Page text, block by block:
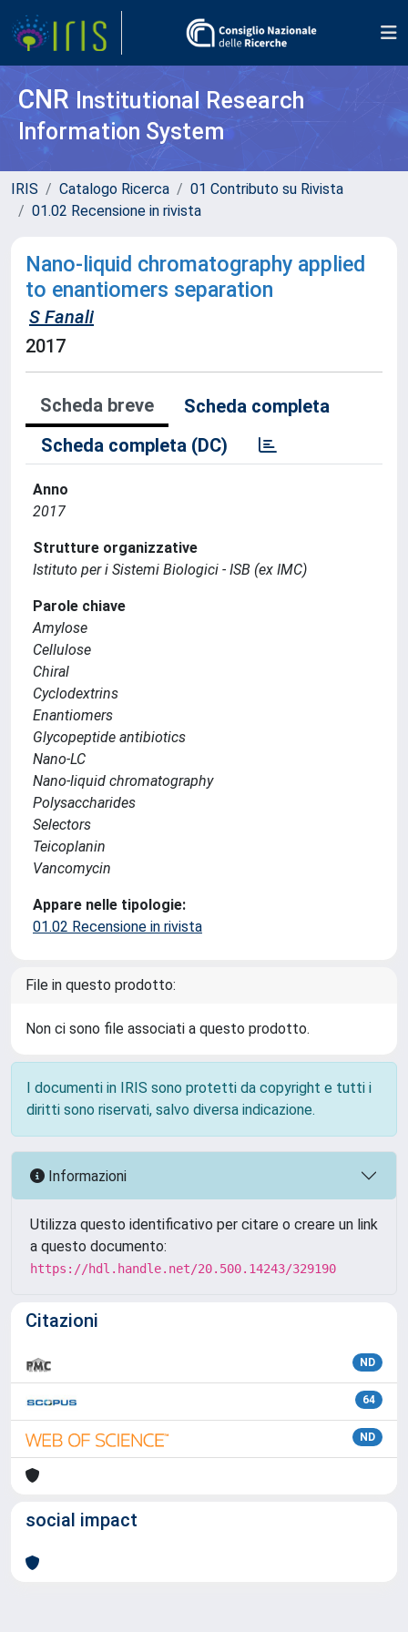
CNR Institutional Research
Information System
IRIS Catalogo Ricerca
01 Contributo su Rivista
01.02 Recensione in rivista
Nano-liquid chromatography applied
to enantiomers separation
S Fanali
2017
Scheda breve
Scheda completa
Scheda completa (DC)
Anno
2017
Strutture organizzative
Istituto per i Sistemi Biologici - ISB (ex IMC)
Parole chiave
Amylose
Cellulose
Chiral
Cyclodextrins
Enantiomers
Glycopeptide antibiotics
Nano-LC
Nano-liquid chromatography
Polysaccharides
Selectors
Teicoplanin
Vancomycin
Appare nelle tipologie:
01.02 Recensione in rivista
File in questo prodotto:
Non ci sono file associati a questo prodotto.
I documenti in IRIS sono protetti da copyright e tutti i
diritti sono riservati, salvo diversa indicazione.
Informazioni
Utilizza questo identificativo per citare o creare un link
a questo documento:
https://hdl.handle.net/20.500.14243/329190
Citazioni
ND
64
ND
social impact